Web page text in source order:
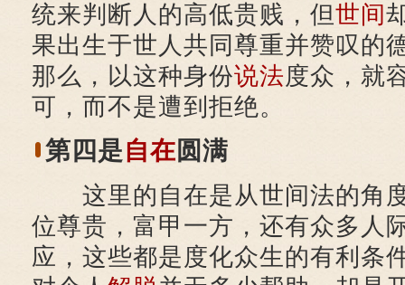
统来判断人的高低贵贱，但世间
果出生于世人共同尊重并赞叹的
那么，以这种身份说法度众，就
可，而不是遭到拒绝。
第四是自在圆满
这里的自在是从世间法的角
位尊贵，富甲一方，还有众多人
应，这些都是度化众生的有利条